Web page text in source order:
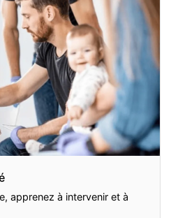
apprenez à intervenir et à